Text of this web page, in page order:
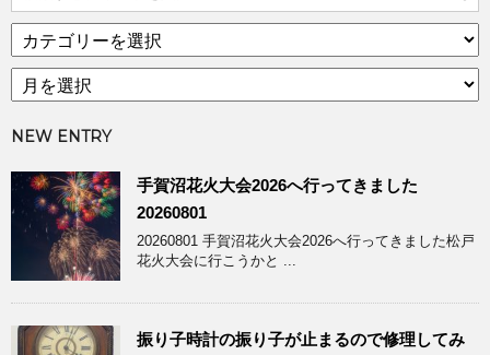
テ
ゴ
リ
ア
ー
イ
ブ
NEW ENTRY
手賀沼花火大会2026へ行ってきました
20260801
20260801 手賀沼花火大会2026へ行ってきました松戸
花火大会に行こうかと ...
振り子時計の振り子が止まるので修理してみ